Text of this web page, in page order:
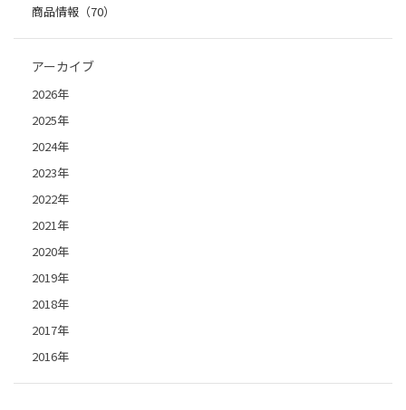
商品情報（70）
アーカイブ
2026年
2025年
2024年
2023年
2022年
2021年
2020年
2019年
2018年
2017年
2016年